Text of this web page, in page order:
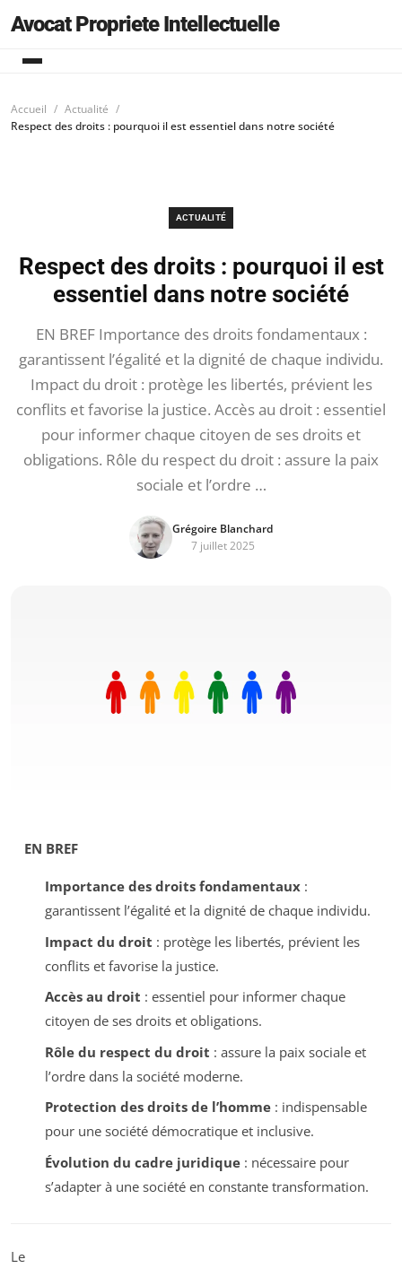
Avocat Propriete Intellectuelle
Accueil
Actualité
Respect des droits : pourquoi il est essentiel dans notre société
ACTUALITÉ
Respect des droits : pourquoi il est
essentiel dans notre société
EN BREF Importance des droits fondamentaux :
garantissent l’égalité et la dignité de chaque individu.
Impact du droit : protège les libertés, prévient les
conflits et favorise la justice. Accès au droit : essentiel
pour informer chaque citoyen de ses droits et
obligations. Rôle du respect du droit : assure la paix
sociale et l’ordre …
Grégoire Blanchard
7 juillet 2025
EN BREF
Importance des droits fondamentaux:
garantissent l’égalité et la dignité de chaque individu.
Impact du droit : protège les libertés, prévient les
conflits et favorise la justice.
Accès au droit : essentiel pour informer chaque
citoyen de ses droits et obligations.
Rôle du respect du droit : assure la paix sociale et
l’ordre dans la société moderne.
Protection des droits de l’homme: indispensable
pour une société démocratique et inclusive.
Évolution du cadre juridique: nécessaire pour
s’adapter à une société en constante transformation.
Le